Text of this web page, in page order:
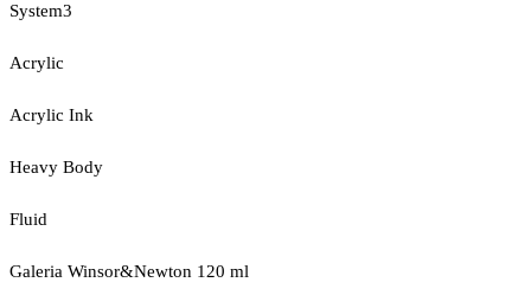
System3
Acrylic
Acrylic Ink
Heavy Body
Fluid
Galeria Winsor&Newton 120 ml